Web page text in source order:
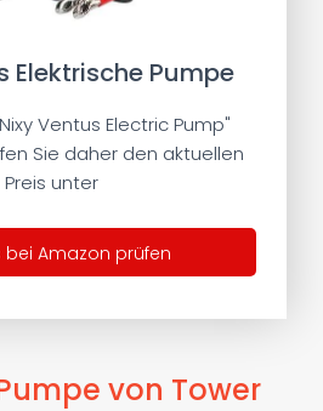
Elektrische Pumpe
Ventus Electric Pump"
Sie daher den aktuellen
Preis unter
bei Amazon prüfen
von Tower